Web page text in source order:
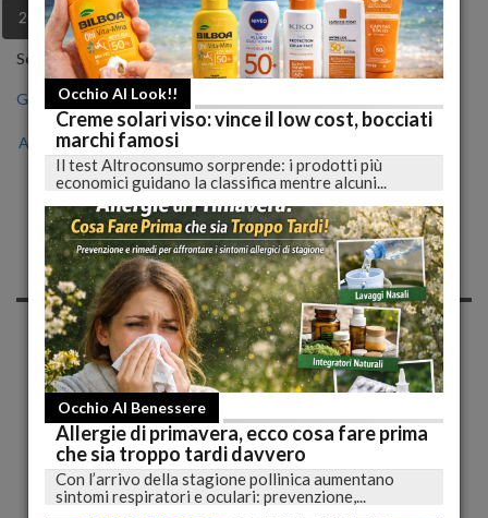
2023 2024 2025 2026
Seleziona il mese
Gen Feb Mar
Ago Set Ott
Notizie di Giovedì, 05
Ottobre 2023
Occhio Alla Dieta
Occhio Al Look!!
Creme solari viso: vince il low cost, bocciati
marchi famosi
Il test Altroconsumo sorprende: i prodotti più
economici guidano la classifica mentre alcuni...
Occhio Al Benessere
Allergie di primavera, ecco cosa fare prima
che sia troppo tardi davvero
Con l’arrivo della stagione pollinica aumentano
sintomi respiratori e oculari: prevenzione,...